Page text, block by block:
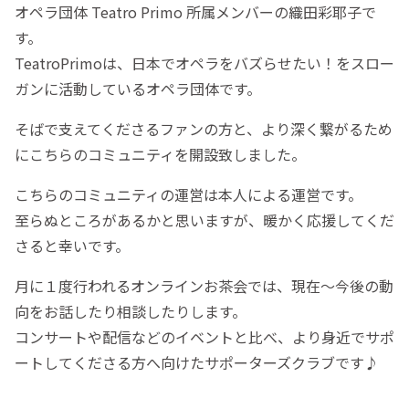
オペラ団体 Teatro Primo 所属メンバーの織田彩耶子で
す。
TeatroPrimoは、日本でオペラをバズらせたい！をスロー
ガンに活動しているオペラ団体です。
そばで支えてくださるファンの方と、より深く繋がるため
にこちらのコミュニティを開設致しました。
こちらのコミュニティの運営は本人による運営です。
至らぬところがあるかと思いますが、暖かく応援してくだ
さると幸いです。
月に１度行われるオンラインお茶会では、現在〜今後の動
向をお話したり相談したりします。
コンサートや配信などのイベントと比べ、より身近でサポ
ートしてくださる方へ向けたサポーターズクラブです♪